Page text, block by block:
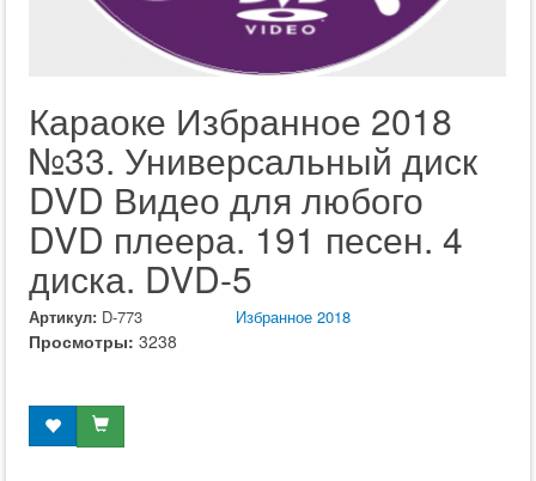
Караоке Избранное 2018
№33. Универсальный диск
DVD Видео для любого
DVD плеера. 191 песен. 4
диска. DVD-5
Артикул: D-773 Избранное 2018
Просмотры: 3238